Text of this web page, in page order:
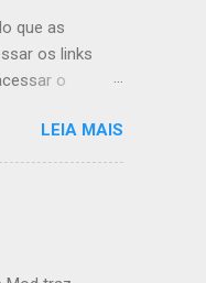
que as
os links
o
que não
que eu
queiram
LEIA MAIS